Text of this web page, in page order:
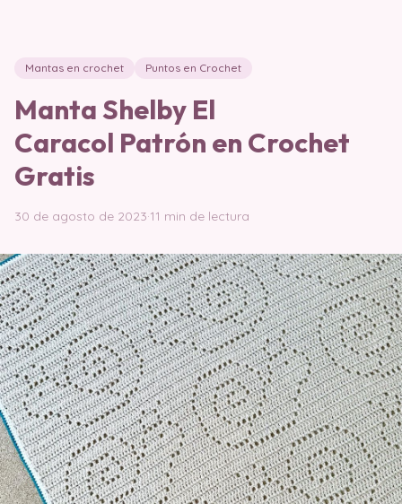
Mantas en crochet Puntos en Crochet
Manta Shelby El
Caracol Patrón en Crochet
Gratis
30 de agosto de 2023·11 min de lectura